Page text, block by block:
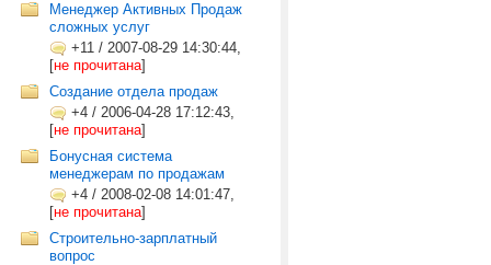
Менеджер Активных Продаж
сложных услуг
+11 / 2007-08-29 14:30:44,
[не прочитана]
Создание отдела продаж
+4 / 2006-04-28 17:12:43,
[не прочитана]
Бонусная система
менеджерам по продажам
+4 / 2008-02-08 14:01:47,
[не прочитана]
Строительно-зарплатный
вопрос